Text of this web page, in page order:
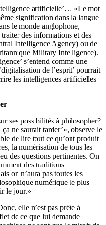
artificielle’… «Le mot
signification dans la langue
le monde anglophone,
traiter des informations et des
Intelligence Agency) ou de
Military Intelligence).
s’entend comme une
de l’esprit’ pourrait
les intelligences artificielles
ses possibilités à philosopher?
ne saurait tarder’», observe le
de lire tout ce qu’ont produit
la numérisation de tous les
des questions pertinentes. On
des traditions
on n’aura pas toutes les
numérique le plus
le jour.»
elle n’est pas prête à
de ce que lui demande